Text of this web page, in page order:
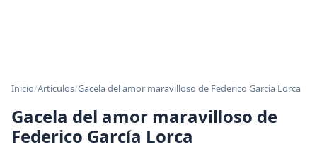
Inicio/Artículos/Gacela del amor maravilloso de Federico García Lorca
Gacela del amor maravilloso de
Federico García Lorca